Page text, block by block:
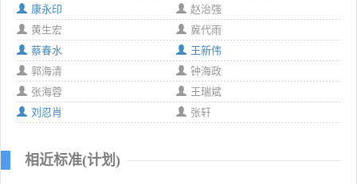
康永印
赵治强
黄生宏
冀代雨
蔡春水
王新伟
郭海清
钟海政
张海蓉
王瑞斌
刘忍肖
张轩
相近标准(计划)